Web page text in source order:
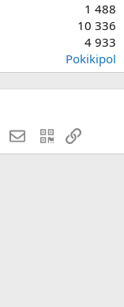
1 488
10 336
4 933
Pokikipol
WhatsApp
E-mail QR Code